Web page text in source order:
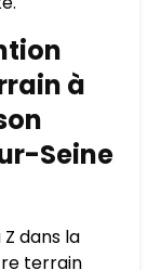
à
Seine
dans la
terrain